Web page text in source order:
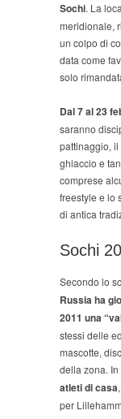
Sochi. La
meridionale,
un colpo di
data come
solo
Dal 7 al 23
saranno
pattinaggio, il
ghiaccio e
comprese
freestyle e lo
di antica
Sochi
Secondo lo
Russia ha
2011 una
stessi delle
mascotte,
della zona.
atleti di casa
per